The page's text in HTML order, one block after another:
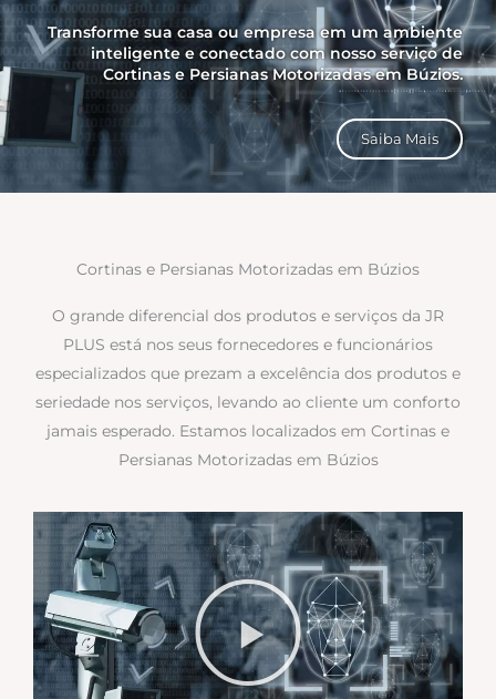
Transforme sua casa ou empresa em um ambiente
inteligente e conectado com nosso serviço de
Cortinas e Persianas Motorizadas em Búzios.
Saiba Mais
Cortinas e Persianas Motorizadas em Búzios
O grande diferencial dos produtos e serviços da JR
PLUS está nos seus fornecedores e funcionários
especializados que prezam a excelência dos produtos e
seriedade nos serviços, levando ao cliente um conforto
jamais esperado. Estamos localizados em Cortinas e
Persianas Motorizadas em Búzios